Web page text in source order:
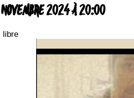
2024 À 20:00
libre